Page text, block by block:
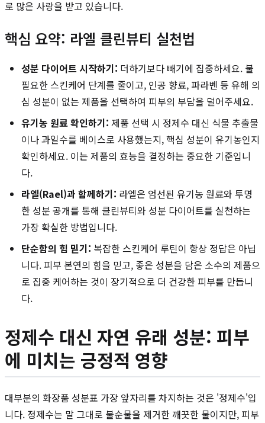
로 많은 사랑을 받고 있습니다.
핵심 요약: 라엘 클린뷰티 실천법
성분 다이어트 시작하기: 더하기보다 빼기에 집중하세요. 불
필요한 스킨케어 단계를 줄이고, 인공 향료, 파라벤 등 유해 의
심 성분이 없는 제품을 선택하여 피부의 부담을 덜어주세요.
유기농 원료 확인하기: 제품 선택 시 정제수 대신 식물 추출물
이나 과일수를 베이스로 사용했는지, 핵심 성분이 유기농인지
확인하세요. 이는 제품의 효능을 결정하는 중요한 기준입니
다.
라엘(Rael)과 함께하기: 라엘은 엄선된 유기농 원료와 투명
한 성분 공개를 통해 클린뷰티와 성분 다이어트를 실천하는
가장 확실한 방법입니다.
단순함의 힘 믿기: 복잡한 스킨케어 루틴이 항상 정답은 아닙
니다. 피부 본연의 힘을 믿고, 좋은 성분을 담은 소수의 제품으
로 집중 케어하는 것이 장기적으로 더 건강한 피부를 만듭니
다.
정제수 대신 자연 유래 성분: 피부
에 미치는 긍정적 영향
대부분의 화장품 성분표 가장 앞자리를 차지하는 것은 '정제수'입
니다. 정제수는 말 그대로 불순물을 제거한 깨끗한 물이지만, 피부